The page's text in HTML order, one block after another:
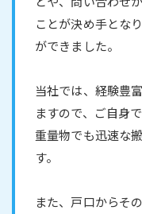
ことが決め手とな
ができました。
当社では、経験豊
ますので、ご自身
重量物でも迅速な
す。
また、戸口からそ